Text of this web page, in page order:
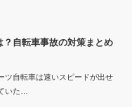
自転車事故の対策まとめ
ツ自転車は速いスピードが出せ
いた…